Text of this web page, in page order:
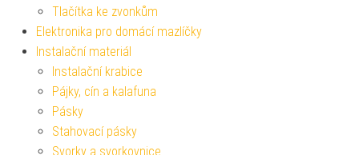
Tlačítka ke zvonkům
Elektronika pro domácí mazlíčky
Instalační materiál
Instalační krabice
Pájky, cín a kalafuna
Pásky
Stahovací pásky
Svorky a svorkovnice